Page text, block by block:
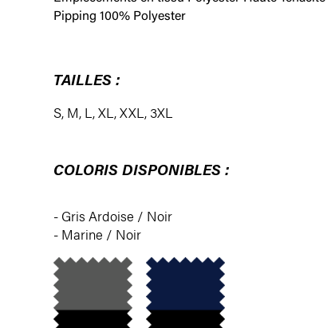
Pipping 100% Polyester
TAILLES :
S, M, L ,XL ,XXL , 3XL
COLORIS DISPONIBLES :
- Gris Ardoise / Noir
- Marine / Noir